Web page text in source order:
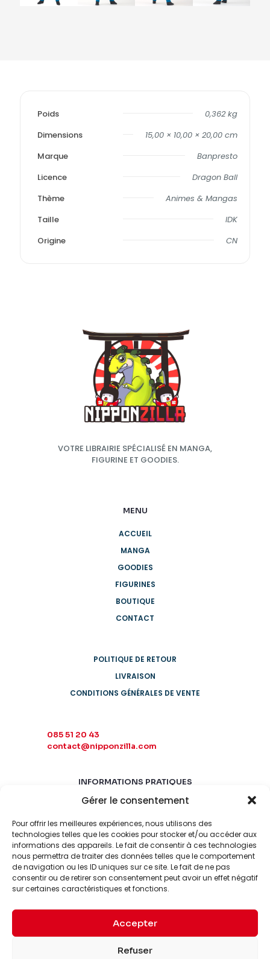
Gérer le consentement
Pour offrir les meilleures expériences, nous utilisons des
technologies telles que les cookies pour stocker et/ou accéder aux
informations des appareils. Le fait de consentir à ces technologies
nous permettra de traiter des données telles que le comportement
de navigation ou les ID uniques sur ce site. Le fait de ne pas
consentir ou de retirer son consentement peut avoir un effet négatif
sur certaines caractéristiques et fonctions.
Accepter
Refuser
Poids
0,362 kg
Dimensions
15,00 × 10,00 × 20,00 cm
Marque
Banpresto
Licence
Dragon Ball
Thème
Animes & Mangas
Taille
IDK
Origine
CN
VOTRE LIBRAIRIE SPÉCIALISÉ EN MANGA,
FIGURINE ET GOODIES.
MENU
ACCUEIL
MANGA
GOODIES
FIGURINES
BOUTIQUE
CONTACT
POLITIQUE DE RETOUR
LIVRAISON
CONDITIONS GÉNÉRALES DE VENTE
085 51 20 43
contact@nipponzilla.com
INFORMATIONS PRATIQUES
MARDI-SAMEDI
LUNDI-DIMANCHE
FERMÉ
© 2026 Nipponzilla. Tous
Mentions